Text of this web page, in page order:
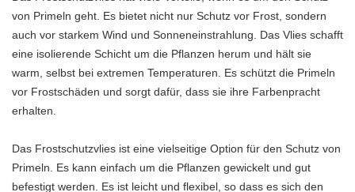
von Primeln geht. Es bietet nicht nur Schutz vor Frost, sondern
auch vor starkem Wind und Sonneneinstrahlung. Das Vlies schafft
eine isolierende Schicht um die Pflanzen herum und hält sie
warm, selbst bei extremen Temperaturen. Es schützt die Primeln
vor Frostschäden und sorgt dafür, dass sie ihre Farbenpracht
erhalten.
Das Frostschutzvlies ist eine vielseitige Option für den Schutz von
Primeln. Es kann einfach um die Pflanzen gewickelt und gut
befestigt werden. Es ist leicht und flexibel, so dass es sich den